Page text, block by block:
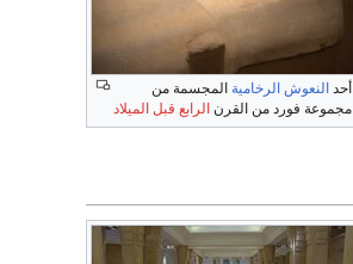
أحد النعوش الرخامية المجسمة من
مجموعة فورد من القرن الرابع قبل الميلاد